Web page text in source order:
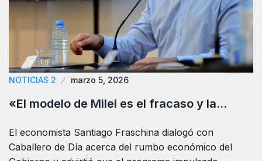
NOTICIAS 2 marzo 5, 2026
«El modelo de Milei es el fracaso y la…
El economista Santiago Fraschina dialogó con
Caballero de Día acerca del rumbo económico del